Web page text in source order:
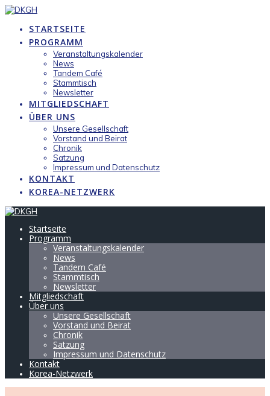
Zum
springenSTARTSEITE
PROGRAMM
Veranstaltungskalender
News
Tandem Café
Stammtisch
Newsletter
MITGLIEDSCHAFT
ÜBER UNS
Unsere Gesellschaft
Vorstand und Beirat
Chronik
Satzung
Impressum und Datenschutz
KONTAKT
KOREA-NETZWERK
Startseite
Programm
Veranstaltungskalender
News
Tandem Café
Stammtisch
Newsletter
Mitgliedschaft
Über uns
Unsere Gesellschaft
Vorstand und Beirat
Chronik
Satzung
Impressum und Datenschutz
Kontakt
Korea-Netzwerk